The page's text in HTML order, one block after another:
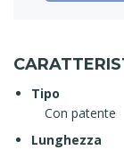
Tipo
Con patente
Lunghezza